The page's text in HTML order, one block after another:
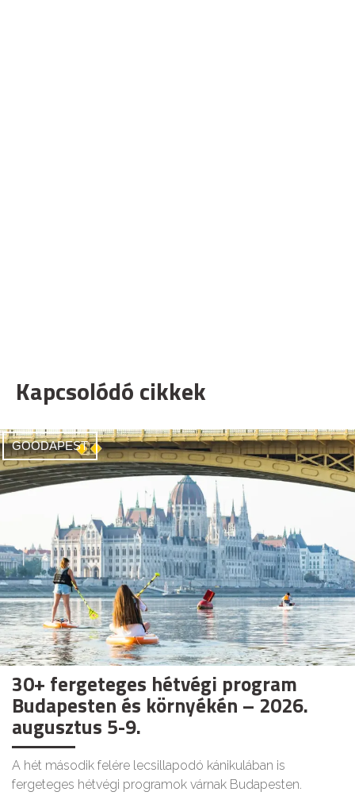
Kapcsolódó cikkek
GOODAPEST
30+ fergeteges hétvégi program
Budapesten és környékén – 2026.
augusztus 5-9.
A hét második felére lecsillapodó kánikulában is
fergeteges hétvégi programok várnak Budapesten.